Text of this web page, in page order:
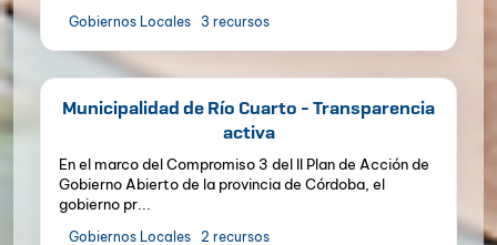
Gobiernos Locales 3 recursos
Municipalidad de Río Cuarto - Transparencia
activa
En el marco del Compromiso 3 del II Plan de Acción de
Gobierno Abierto de la provincia de Córdoba, el
gobierno pr...
Gobiernos Locales 2 recursos